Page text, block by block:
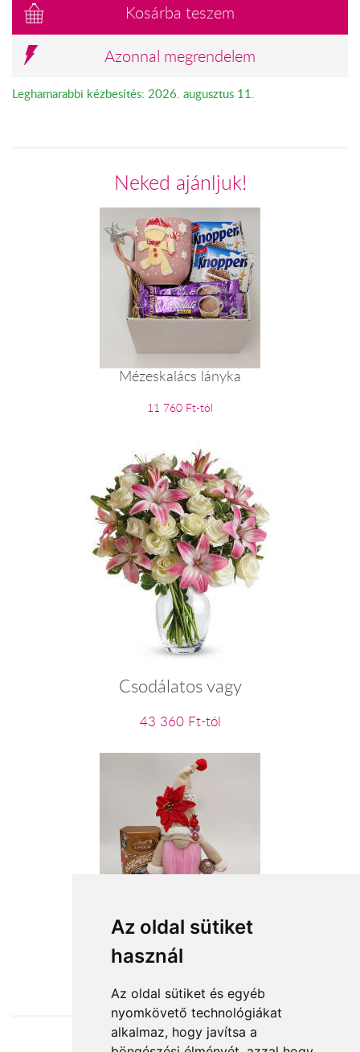
Az oldal sütiket
használ
Az oldal sütiket és egyéb
nyomkövető technológiákat
alkalmaz, hogy javítsa a
Kosárba teszem
Azonnal megrendelem
Leghamarabbi kézbesítés: 2026. augusztus 11.
Neked ajánljuk!
Mézeskalács lányka
11 760 Ft-tól
Csodálatos vagy
43 360 Ft-tól
Karácsonyi manócska
15 040 Ft-tól